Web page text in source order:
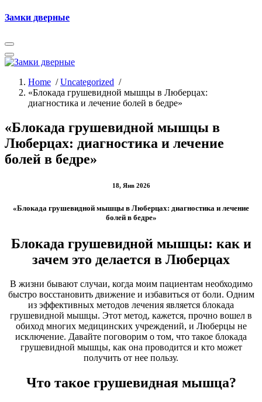
Skip
Замки дверные
Home /Uncategorized /
«Блокада грушевидной мышцы в Люберцах:
диагностика и лечение болей в бедре»
«Блокада грушевидной мышцы в
Люберцах: диагностика и лечение
болей в бедре»
18, Янв 2026
«Блокада грушевидной мышцы в Люберцах: диагностика и лечение
болей в бедре»
Блокада грушевидной мышцы: как и
зачем это делается в Люберцах
В жизни бывают случаи, когда моим пациентам необходимо
быстро восстановить движение и избавиться от боли. Одним
из эффективных методов лечения является блокада
грушевидной мышцы. Этот метод, кажется, прочно вошел в
обиход многих медицинских учреждений, и Люберцы не
исключение. Давайте поговорим о том, что такое блокада
грушевидной мышцы, как она проводится и кто может
получить от нее пользу.
Что такое грушевидная мышца?